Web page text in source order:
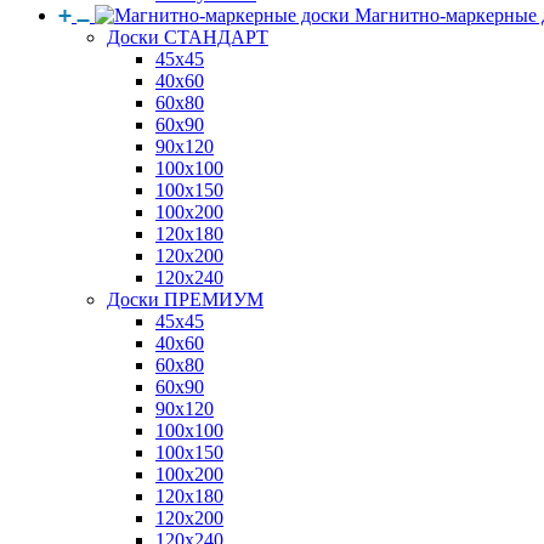
Магнитно-маркерные
Доски СТАНДАРТ
45x45
40x60
60x80
60x90
90x120
100x100
100x150
100x200
120x180
120x200
120x240
Доски ПРЕМИУМ
45x45
40x60
60x80
60x90
90x120
100x100
100x150
100x200
120x180
120x200
120x240